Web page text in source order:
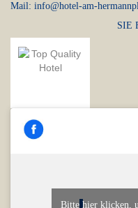
Mail: info@hotel-am-
SIE
Bitte hier klicken,